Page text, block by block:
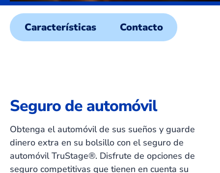
Características Contacto
Seguro de automóvil
Obtenga el automóvil de sus sueños y guarde
dinero extra en su bolsillo con el seguro de
automóvil TruStage®. Disfrute de opciones de
seguro competitivas que tienen en cuenta su